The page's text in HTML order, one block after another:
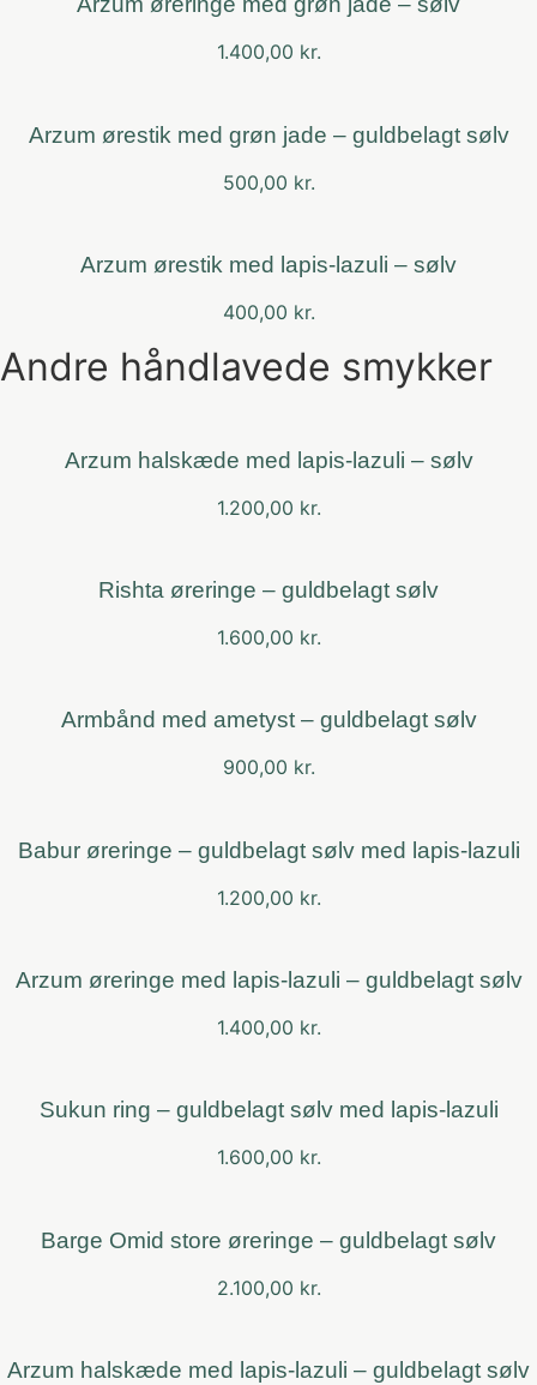
1.400,00 kr.
Arzum ørestik med grøn jade – guldbelagt sølv
500,00 kr.
Arzum ørestik med lapis-lazuli – sølv
400,00 kr.
Andre håndlavede smykker
Arzum halskæde med lapis-lazuli – sølv
1.200,00 kr.
Rishta øreringe – guldbelagt sølv
1.600,00 kr.
Armbånd med ametyst – guldbelagt sølv
900,00 kr.
Babur øreringe – guldbelagt sølv med lapis-lazuli
1.200,00 kr.
Arzum øreringe med lapis-lazuli – guldbelagt sølv
1.400,00 kr.
Sukun ring – guldbelagt sølv med lapis-lazuli
1.600,00 kr.
Barge Omid store øreringe – guldbelagt sølv
2.100,00 kr.
Arzum halskæde med lapis-lazuli – guldbelagt sølv